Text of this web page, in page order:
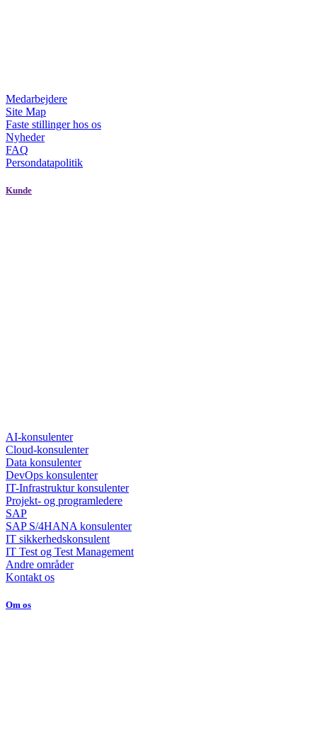
Medarbejdere
Site Map
Faste stillinger hos os
Nyheder
FAQ
Persondatapolitik
Kunde
AI-konsulenter
Cloud-konsulenter
Data konsulenter
DevOps konsulenter
IT-Infrastruktur konsulenter
Projekt- og programledere
SAP
SAP S/4HANA konsulenter
IT sikkerhedskonsulent
IT Test og Test Management
Andre områder
Kontakt os
Om os